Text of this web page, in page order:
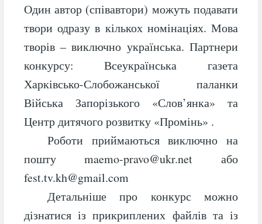
Один автор (співавтори) можуть подавати
твори одразу в кількох номінаціях. Мова
творів – виключно українська. Партнери
конкурсу: Всеукраїнська газета
Харківсько-Слобожанської паланки
Війська Запорізького «Слов’янка» та
Центр дитячого розвитку «Промінь» .
Роботи приймаються виключно на
пошту maemo-pravo@ukr.net або
fest.tv.kh@gmail.com
Детальніше про конкурс можно
дізнатися із прикриплених файлів та із